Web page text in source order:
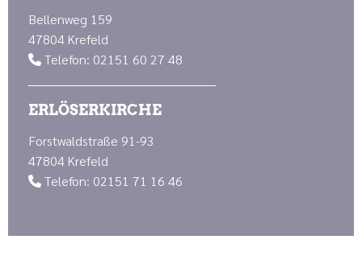
Bellenweg 159
47804 Krefeld
 Telefon: 02151 60 27 48
ERLÖSERKIRCHE
Forstwaldstraße 91-93
47804 Krefeld
 Telefon: 02151 71 16 46